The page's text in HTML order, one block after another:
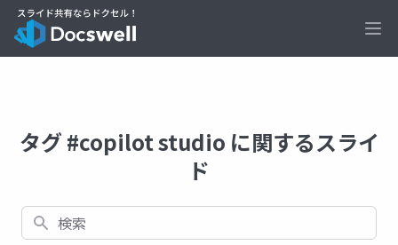
タグ #copilot studio に関するスライ
ド
検索